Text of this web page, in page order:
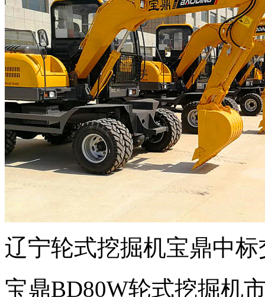
辽宁轮式挖掘机宝鼎中标
宝鼎BD80W轮式挖掘机